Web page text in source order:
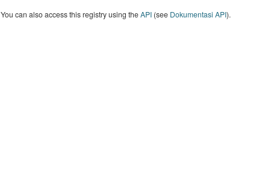
You can also access this registry using theAPI(see Dokumentasi API).